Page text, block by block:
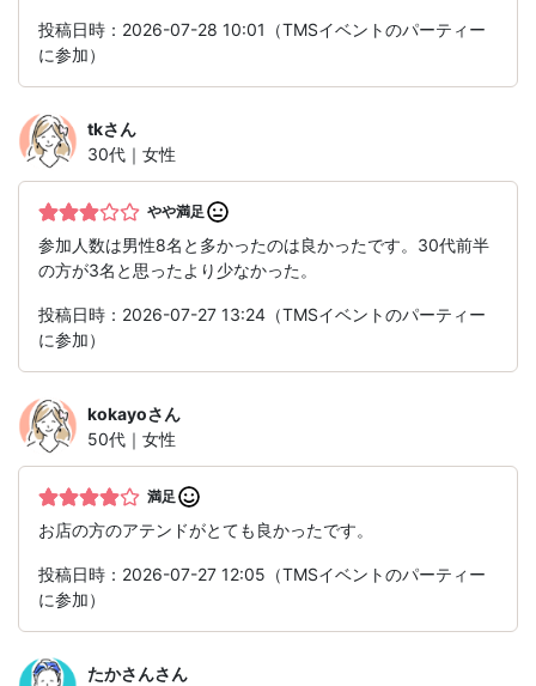
投稿日時：2026-07-28 10:01（TMSイベントのパーティー
に参加）
tkさん
30代｜女性
やや満足
参加人数は男性8名と多かったのは良かったです。30代前半
の方が3名と思ったより少なかった。
投稿日時：2026-07-27 13:24（TMSイベントのパーティー
に参加）
kokayoさん
50代｜女性
満足
お店の方のアテンドがとても良かったです。
投稿日時：2026-07-27 12:05（TMSイベントのパーティー
に参加）
たかさんさん